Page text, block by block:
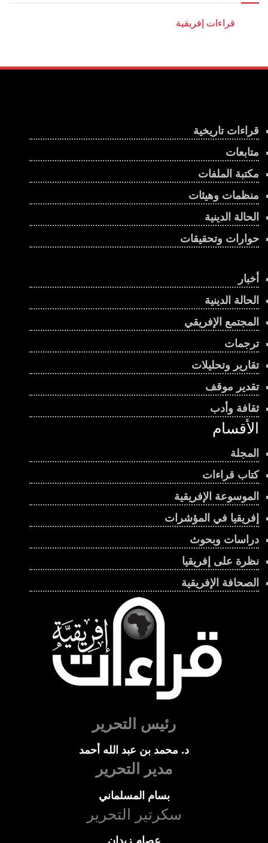
قراءات تاريخية
متابعات
مكتبة الملفات
منظمات وهيئات
الحالة الدينية
حوارات وتحقيقات
أخبار
الحالة الدينية
المجتمع الإفريقي
ترجمات
تقارير وتحليلات
تقدير موقف
ثقافة وأدب
الأقسام
المجلة
كتاب قراءات
الموسوعة الإفريقية
إفريقيا في المؤشرات
دراسات وبحوث
نظرة على إفريقيا
الصحافة الإفريقية
رئيس التحرير
د. محمد بن عبد الله أحمد
مدير التحرير
بسام المسلماني
سكرتير التحرير